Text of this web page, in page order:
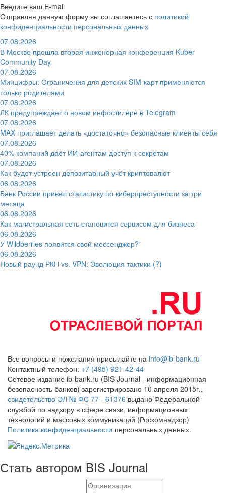
Введите ваш E-mail
Отправляя данную форму вы соглашаетесь с политикой
конфиденциальности персональных данных
07.08.2026
В Москве прошла вторая инженерная конференция Kuber
Community Day
07.08.2026
Минцифры: Ограничения для детских SIM-карт применяются
только родителями
07.08.2026
ЛК предупреждает о новом инфостилере в Telegram
07.08.2026
MAX приглашает делать «достаточно» безопасные клиенты себя
07.08.2026
40% компаний даёт ИИ‑агентам доступ к секретам
07.08.2026
Как будет устроен депозитарный учёт криптовалют
06.08.2026
Банк России привёл статистику по киберпреступности за три
месяца
06.08.2026
Как магистральная сеть становится сервисом для бизнеса
06.08.2026
У Wildberries появится свой мессенджер?
06.08.2026
Новый раунд РКН vs. VPN: Эволюция тактики (?)
Все вопросы и пожелания присылайте на info@ib-bank.ru
Контактный телефон: +7 (495) 921-42-44
Сетевое издание ib-bank.ru (BIS Journal - информационная
безопасность банков) зарегистрировано 10 апреля 2015г.,
свидетельство ЭЛ № ФС 77 - 61376 выдано Федеральной
службой по надзору в сфере связи, информационных
технологий и массовых коммуникаций (Роскомнадзор)
Политика конфиденциальности персональных данных.
Стать автором BIS Journal